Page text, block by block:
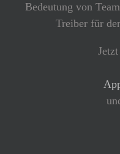
Bedeutung von
Treiber für